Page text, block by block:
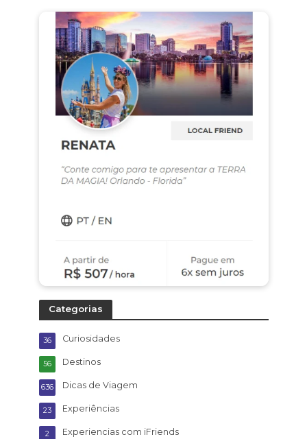
Categorias
Curiosidades
36
Destinos
56
Dicas de Viagem
636
Experiências
23
Experiencias com iFriends
2